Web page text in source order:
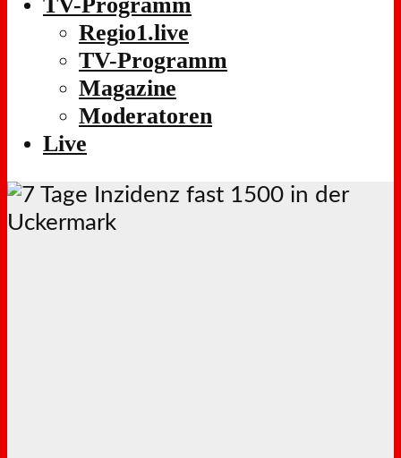
Regio1.live
TV-Programm
Magazine
Moderatoren
Live